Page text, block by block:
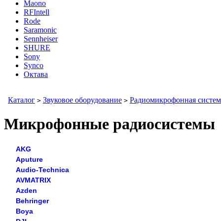
Maono
RFIntell
Rode
Saramonic
Sennheiser
SHURE
Sony
Synco
Октава
Каталог > Звуковое оборудование > Радиомикрофонная
Микрофонные радиосистемы
AKG
Aputure
Audio-Technica
AVMATRIX
Azden
Behringer
Boya